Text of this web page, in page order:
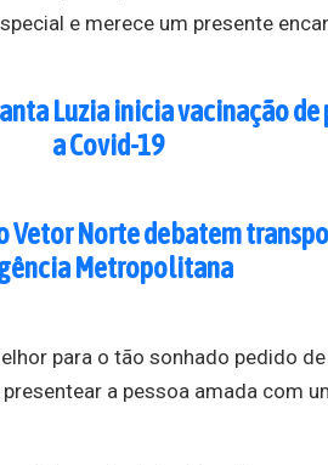
e merece um presente
Luzia inicia vacinação
a Covid-19
Vetor Norte debatem
Metropolitana
para o tão sonhado pedido
a pessoa amada com